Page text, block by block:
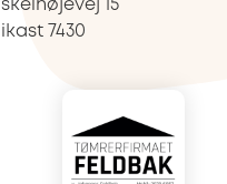
skelhøjevej 15
ikast 7430